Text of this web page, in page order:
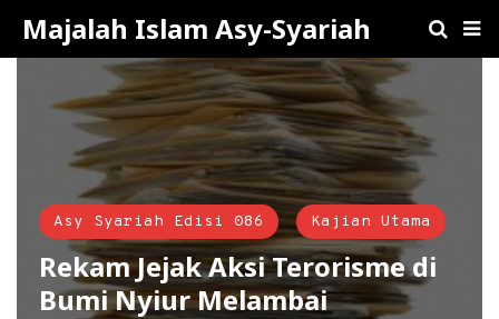
Majalah Islam Asy-Syariah
Asy Syariah Edisi 086 Kajian Utama
Rekam Jejak Aksi Terorisme di
Bumi Nyiur Melambai